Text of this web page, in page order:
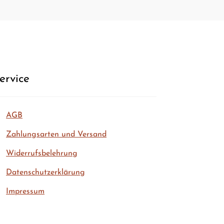
AGB
Zah­lungs­ar­ten und Versand
Wider­rufs­be­leh­rung
Daten­schutz­er­klä­rung
Impres­sum